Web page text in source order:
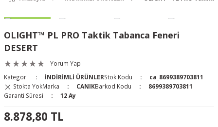
Well) ve Arka Kabzalar
Kılıfları
OLIGHT™ PL PRO Taktik Tabanca Feneri
DESERT
Yorum Yap
Kategori
İNDİRİMLİ ÜRÜNLERStok Kodu
ca_8699389703811
Stokta YokMarka CANIKBarkod Kodu
8699389703811
Garanti Süresi
12 Ay
8.878,80 TL